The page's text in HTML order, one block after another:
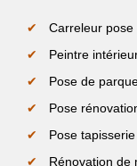
Carreleur
Peintre
Pose de
Pose
Pose
Rénovation de